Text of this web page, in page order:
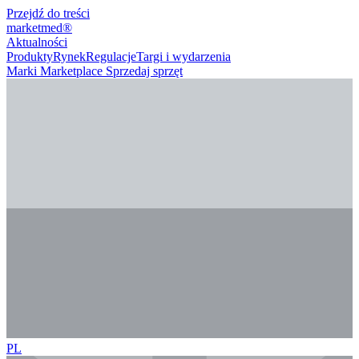
Przejdź do treści
marketmed®
Aktualności
ProduktyRynekRegulacjeTargi i wydarzenia
Marki Marketplace Sprzedaj sprzęt
PL